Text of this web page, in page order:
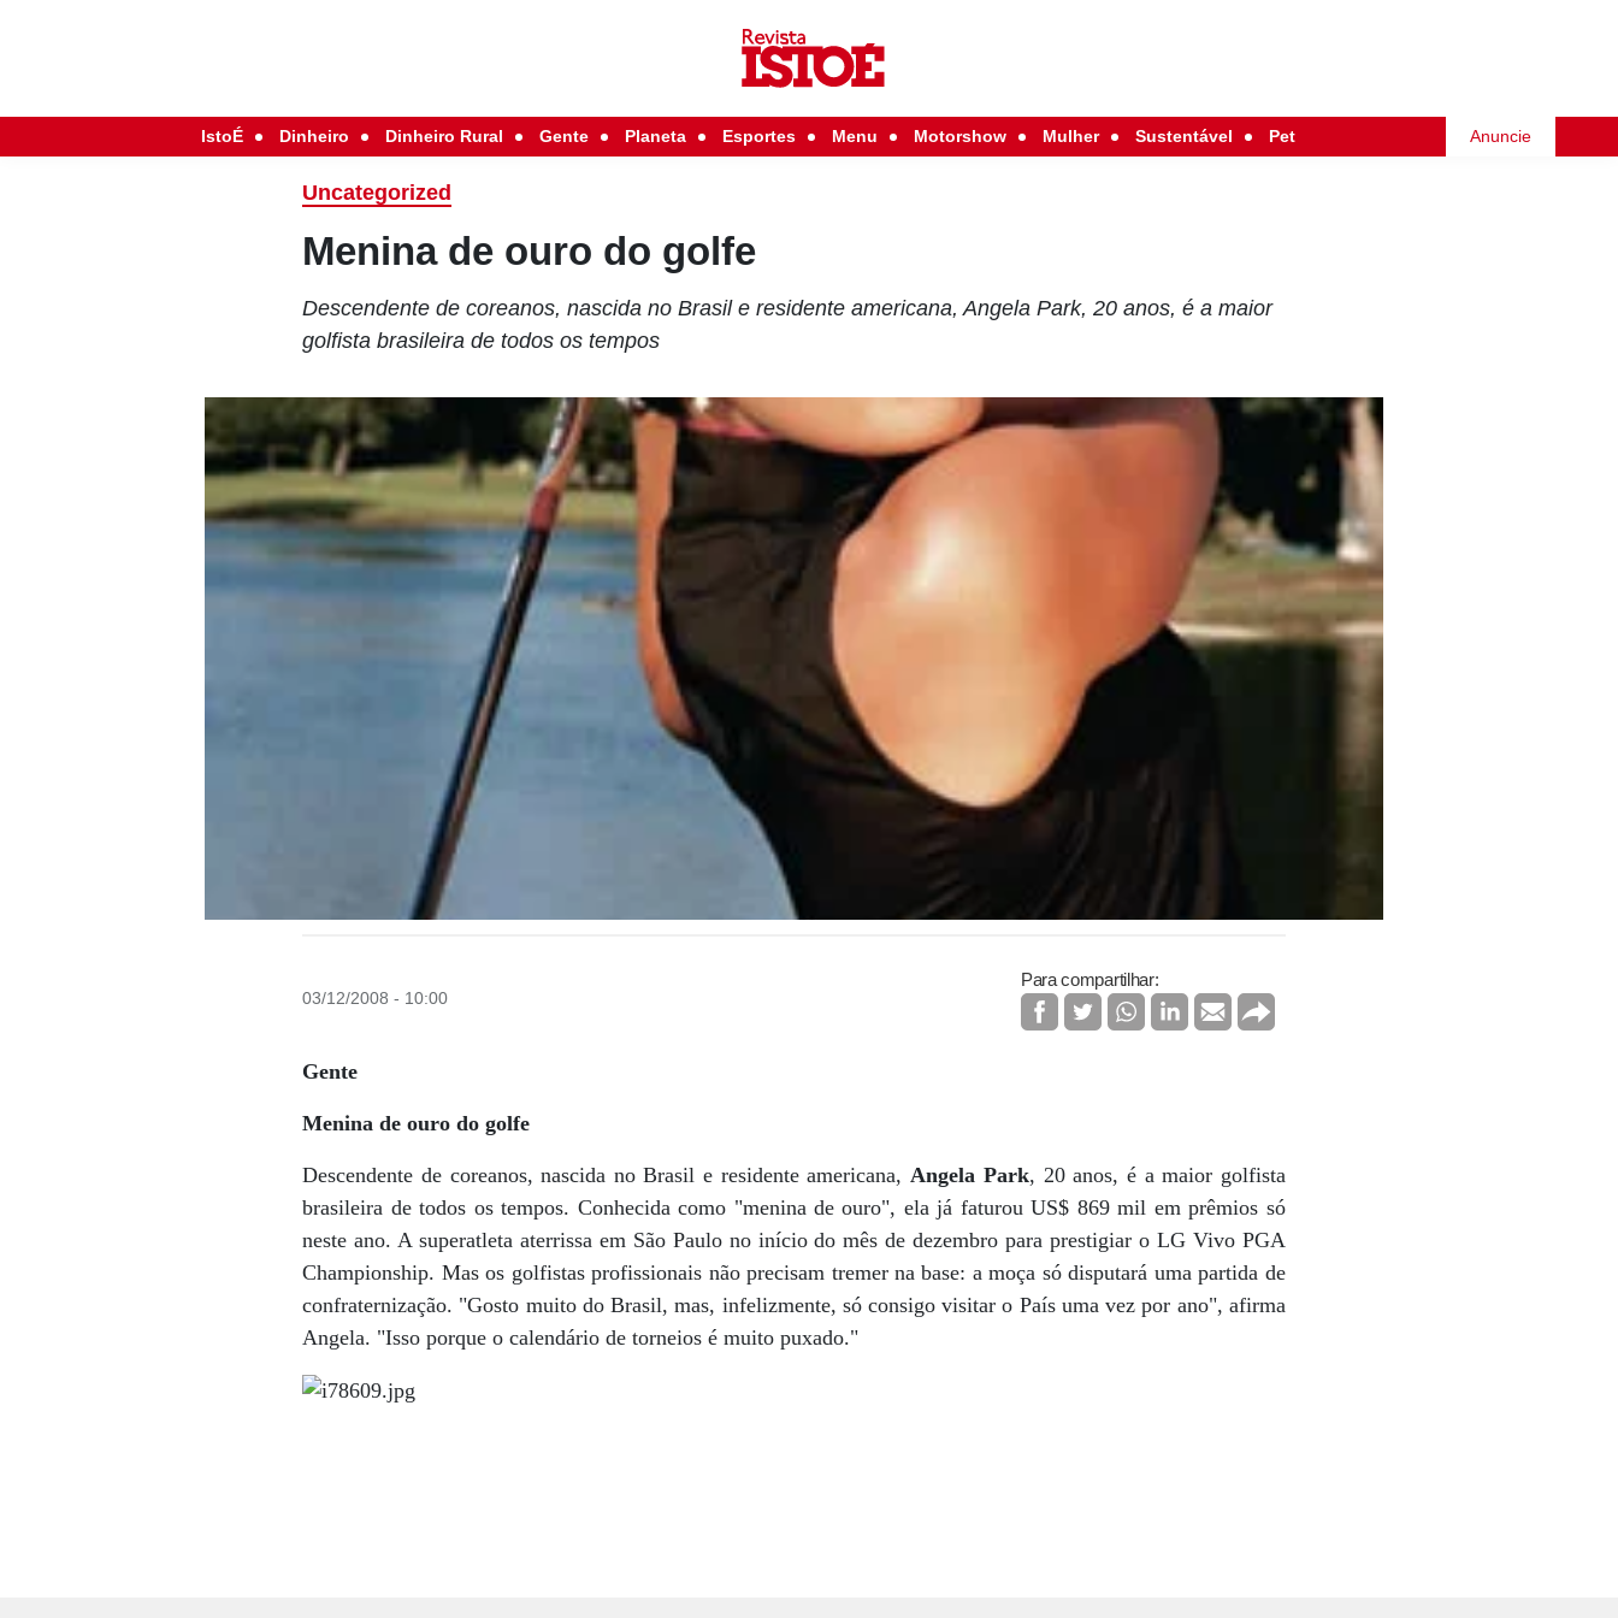
IstoÉ Dinheiro Dinheiro Rural Gente Planeta Esportes Menu Motorshow Mulher Sustentável Pet Anuncie
Uncategorized
Menina de ouro do golfe
Descendente de coreanos, nascida no Brasil e residente americana, Angela Park, 20 anos, é a maior
golfista brasileira de todos os tempos
03/12/2008 - 10:00
Para compartilhar:
Gente
Menina de ouro do golfe
Descendente de coreanos, nascida no Brasil e residente americana,Angela Park, 20 anos, é a maior golfista
brasileira de todos os tempos. Conhecida como "menina de ouro", ela já faturou US$ 869 mil em prêmios só
neste ano. A superatleta aterrissa em São Paulo no início do mês de dezembro para prestigiar o LG Vivo PGA
Championship. Mas os golfistas profissionais não precisam tremer na base: a moça só disputará uma partida de
confraternização. "Gosto muito do Brasil, mas, infelizmente, só consigo visitar o País uma vez por ano", afirma
Angela. "Isso porque o calendário de torneios é muito puxado."